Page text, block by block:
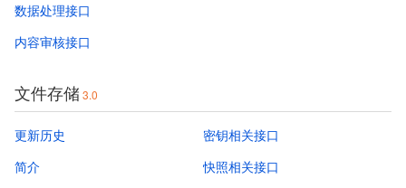
数据处理接口
内容审核接口
文件存储 3.0
更新历史
简介
密钥相关接口
快照相关接口